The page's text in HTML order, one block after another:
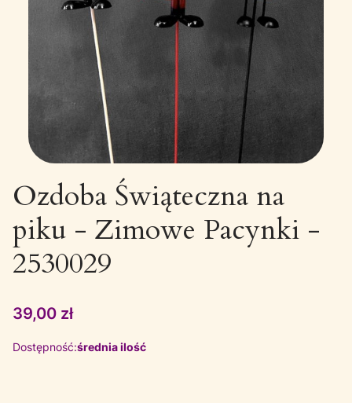
Ozdoba Świąteczna na
piku - Zimowe Pacynki -
2530029
Cena
39,00 zł
Dostępność:średnia ilość